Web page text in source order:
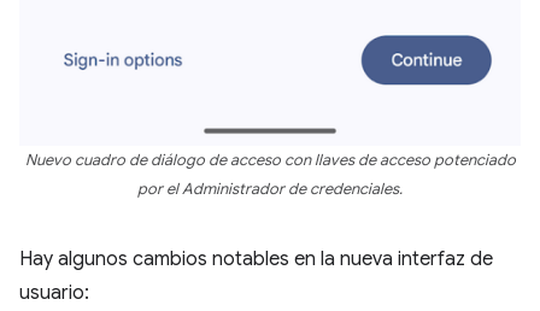
Nuevo cuadro de diálogo de acceso con llaves de acceso potenciado
por el Administrador de credenciales.
Hay algunos cambios notables en la nueva interfaz de
usuario: